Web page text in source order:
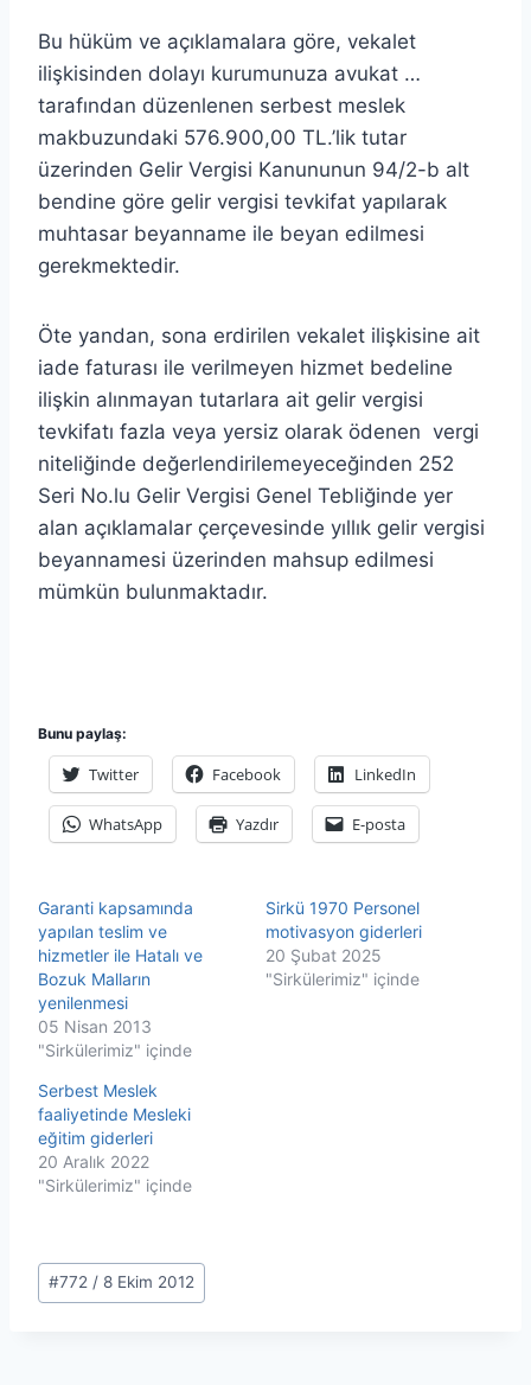
Bu hüküm ve açıklamalara göre, vekalet
ilişkisinden dolayı kurumunuza avukat …
tarafından düzenlenen serbest meslek
makbuzundaki 576.900,00 TL.’lik tutar
üzerinden Gelir Vergisi Kanununun 94/2-b alt
bendine göre gelir vergisi tevkifat yapılarak
muhtasar beyanname ile beyan edilmesi
gerekmektedir.
Öte yandan, sona erdirilen vekalet ilişkisine ait
iade faturası ile verilmeyen hizmet bedeline
ilişkin alınmayan tutarlara ait gelir vergisi
tevkifatı fazla veya yersiz olarak ödenen vergi
niteliğinde değerlendirilemeyeceğinden 252
Seri No.lu Gelir Vergisi Genel Tebliğinde yer
alan açıklamalar çerçevesinde yıllık gelir vergisi
beyannamesi üzerinden mahsup edilmesi
mümkün bulunmaktadır.
Bunu paylaş:
Twitter Facebook LinkedIn
WhatsApp Yazdır E-posta
Garanti kapsamında
yapılan teslim ve
hizmetler ile Hatalı ve
Bozuk Malların
yenilenmesi
05 Nisan 2013
"Sirkülerimiz" içinde
Sirkü 1970 Personel
motivasyon giderleri
20 Şubat 2025
"Sirkülerimiz" içinde
Serbest Meslek
faaliyetinde Mesleki
eğitim giderleri
20 Aralık 2022
"Sirkülerimiz" içinde
Post
Tags:
#772 / 8 Ekim 2012